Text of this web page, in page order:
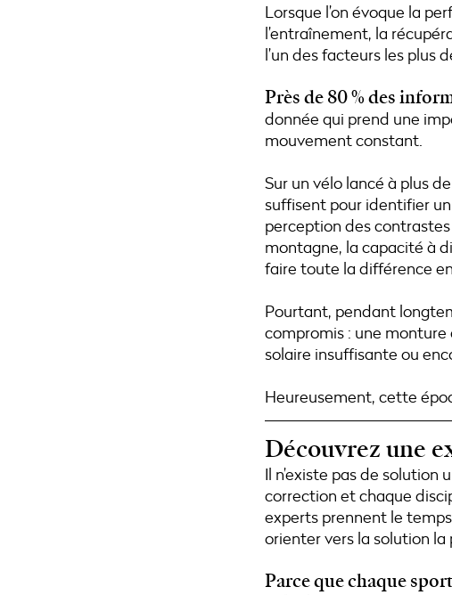
Lorsque l’on évoque la
l’entraînement, la
l’un des facteurs les plus
Près de 80 % des
donnée qui prend une
mouvement constant.
Sur un vélo lancé à plus
suffisent pour identifier
perception des
montagne, la capacité à
faire toute la différence
Pourtant, pendant
compromis : une monture
solaire insuffisante ou
Heureusement, cette
Découvrez une
Il n’existe pas de solution
correction et chaque
experts prennent le
orienter vers la solution la
Parce que chaque